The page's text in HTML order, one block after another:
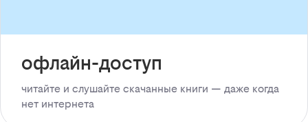
офлайн-доступ
читайте и слушайте скачанные книги — даже когда
нет интернета